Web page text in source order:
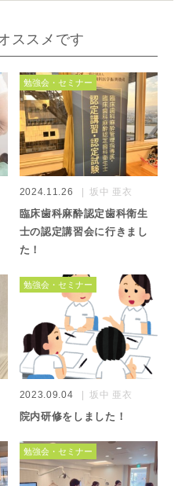
ススメです
勉強会・セミナー
2024.11.26 坂中 亜衣
臨床歯科麻酔認定歯科衛生
士の認定講習会に行きまし
た！
勉強会・セミナー
2023.09.04 坂中 亜衣
院内研修をしました！
勉強会・セミナー